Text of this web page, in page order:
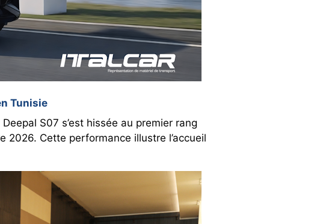
Tunisie
S07 s’est hissée au premier rang
Cette performance illustre l’accueil